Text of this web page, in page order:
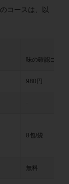
コースは、以
味の確認コース
980円
-
8包/袋
無料